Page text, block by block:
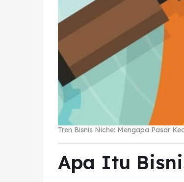
Tren Bisnis Niche: Mengapa Pasar
Apa Itu